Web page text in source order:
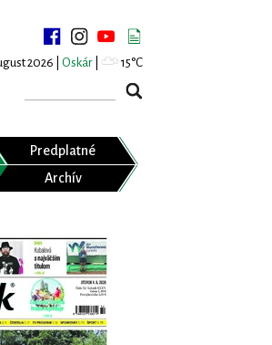
2026 | Oskár 15°C
Predplatné
Archív